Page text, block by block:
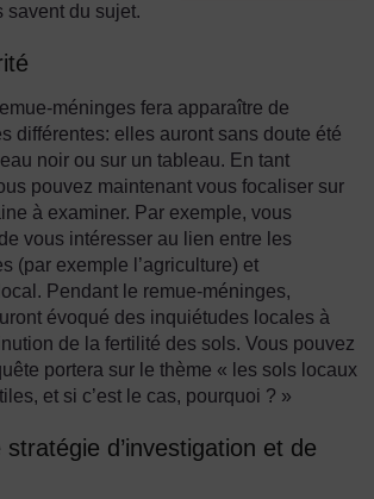
savent du sujet.
méninges fera apparaître de
différentes: elles auront sans doute été
noir ou sur un tableau. En tant
pouvez maintenant vous focaliser sur
à examiner. Par exemple, vous
vous intéresser au lien entre les
(par exemple l’agriculture) et
Pendant le remue-méninges,
évoqué des inquiétudes locales à
de la fertilité des sols. Vous pouvez
portera sur le thème « les sols locaux
et si c’est le cas, pourquoi ? »
d’investigation et de